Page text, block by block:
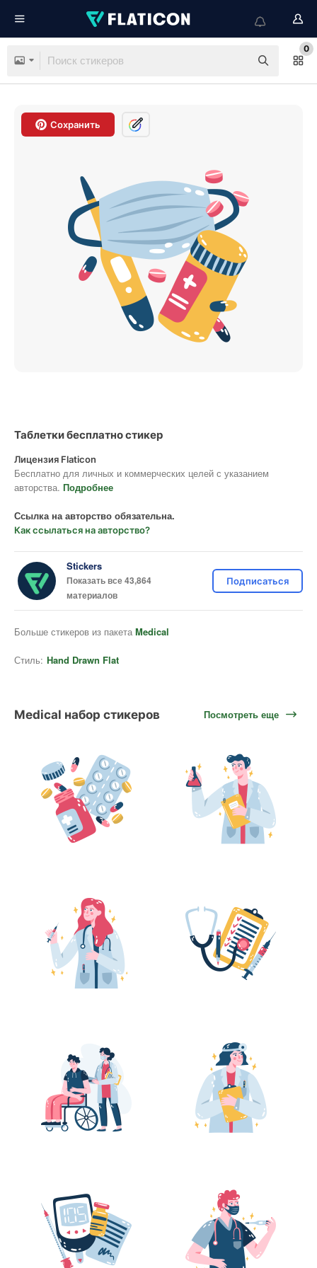
0
Сохранить
Таблетки бесплатно стикер
Лицензия Flaticon
Бесплатно для личных и коммерческих целей с указанием
авторства. Подробнее
Ссылка на авторство обязательна.
Как ссылаться на авторство?
Stickers
Показать все 43,864
материалов
Подписаться
Больше стикеров из пакета Medical
Стиль: Hand Drawn Flat
Medical набор стикеров Посмотреть еще